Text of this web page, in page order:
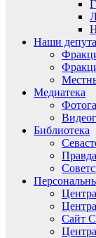
Наши
Медиатека
Библиотека
Правда
Сайт